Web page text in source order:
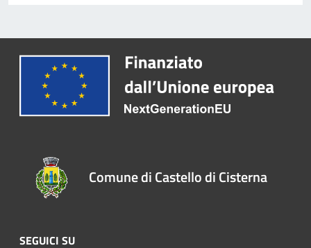
Comune di Castello di Cisterna
SEGUICI SU